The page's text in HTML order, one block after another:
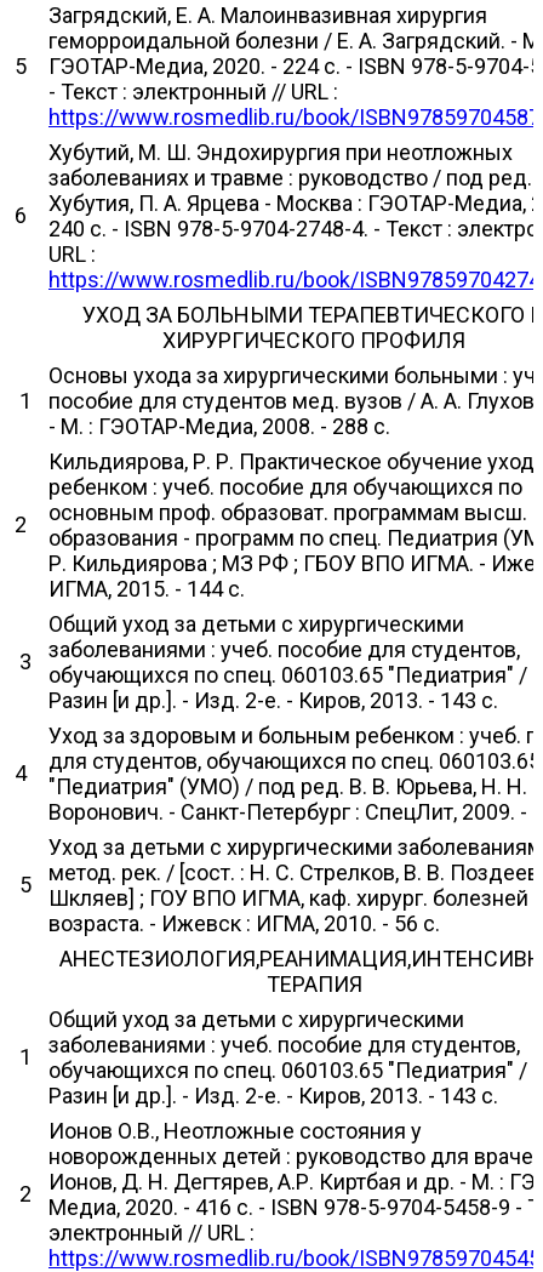
5
Загрядский, Е. А. Малоинвазивная хирургия
геморроидальной болезни / Е. А. Загрядский. -
ГЭОТАР-Медиа, 2020. - 224 с. - ISBN 978-5-9704-
- Текст : электронный // URL :
https://www.rosmedlib.ru/book/
6
Хубутий, М. Ш. Эндохирургия при неотложных
заболеваниях и травме : руководство / под
Хубутия, П. А. Ярцева - Москва : ГЭОТАР-Медиа,
240 с. - ISBN 978-5-9704-2748-4. - Текст :
URL :
https://www.rosmedlib.ru/book/
УХОД ЗА БОЛЬНЫМИ ТЕРАПЕВТИЧЕСКОГО
ХИРУРГИЧЕСКОГО ПРОФИЛЯ
1
Основы ухода за хирургическими больными :
пособие для студентов мед. вузов / А. А. Глухов
- М. : ГЭОТАР-Медиа, 2008. - 288 с.
2
Кильдиярова, Р. Р. Практическое обучение
ребенком : учеб. пособие для обучающихся по
основным проф. образоват. программам высш.
образования - программ по спец. Педиатрия
Р. Кильдиярова ; МЗ РФ ; ГБОУ ВПО ИГМА. -
ИГМА, 2015. - 144 с.
3
Общий уход за детьми с хирургическими
заболеваниями : учеб. пособие для студентов,
обучающихся по спец. 060103.65 "Педиатрия" /
Разин [и др.]. - Изд. 2-е. - Киров, 2013. - 143 c.
4
Уход за здоровым и больным ребенком : учеб.
для студентов, обучающихся по спец. 060103.65
"Педиатрия" (УМО) / под ред. В. В. Юрьева, Н. Н.
Воронович. - Санкт-Петербург : СпецЛит, 2009. -
5
Уход за детьми с хирургическими
метод. рек. / [сост. : Н. С. Стрелков, В. В.
Шкляев] ; ГОУ ВПО ИГМА, каф. хирург. болезней
возраста. - Ижевск : ИГМА, 2010. - 56 с.
ТЕРАПИЯ
1
Общий уход за детьми с хирургическими
заболеваниями : учеб. пособие для студентов,
обучающихся по спец. 060103.65 "Педиатрия" /
Разин [и др.]. - Изд. 2-е. - Киров, 2013. - 143 c.
2
Ионов О.В., Неотложные состояния у
новорожденных детей : руководство для
Ионов, Д. Н. Дегтярев, А.Р. Киртбая и др. - М. :
Медиа, 2020. - 416 с. - ISBN 978-5-9704-5458-9 -
электронный // URL :
https://www.rosmedlib.ru/book/